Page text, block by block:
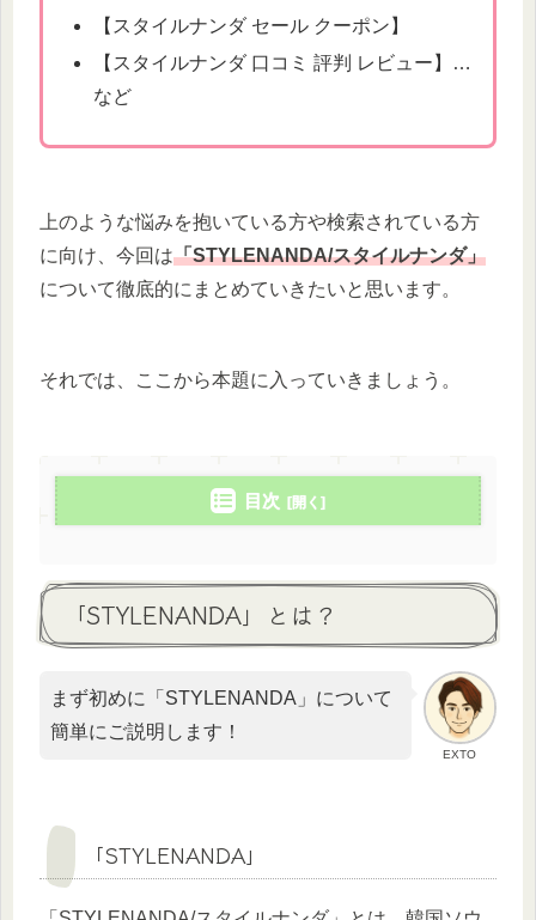
【スタイルナンダ セール クーポン】
【スタイルナンダ 口コミ 評判 レビュー】…
など
上のような悩みを抱いている方や検索されている方
に向け、今回は「STYLENANDA/スタイルナンダ」
について徹底的にまとめていきたいと思います。
それでは、ここから本題に入っていきましょう。
目次
「STYLENANDA」とは？
EXTO
まず初めに「STYLENANDA」について
簡単にご説明します！
「STYLENANDA」